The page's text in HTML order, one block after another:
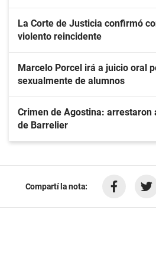
La Corte de Justicia confirmó
violento reincidente
Marcelo Porcel irá a juicio oral
sexualmente de alumnos
Crimen de Agostina: arrestaron
de Barrelier
Compartí la nota: